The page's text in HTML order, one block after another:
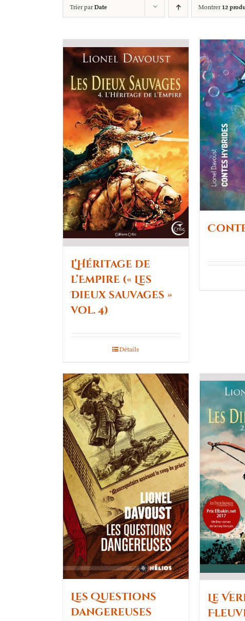
Trier parDate Montrer12
L’Héritage de
l’Empire (« Les
Dieux sauvages »
vol. 4)
Détails
Les Questions
dangereuses
Le